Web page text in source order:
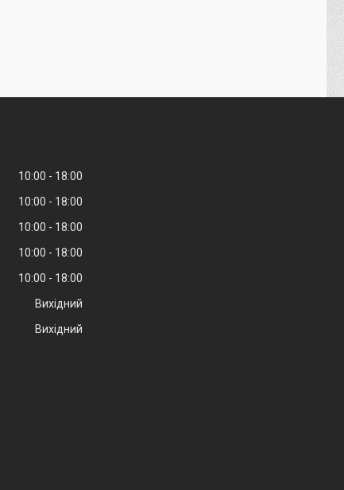
10:00
18:00
10:00
18:00
10:00
18:00
10:00
18:00
10:00
18:00
Вихідний
Вихідний